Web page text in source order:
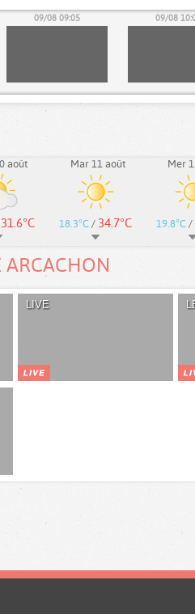
09/08 09:05 09/08
août
31.6°C
Mar 11 août
18.3°C / 34.7°C
Mer
19.8°C /
ARCACHON
LIVE